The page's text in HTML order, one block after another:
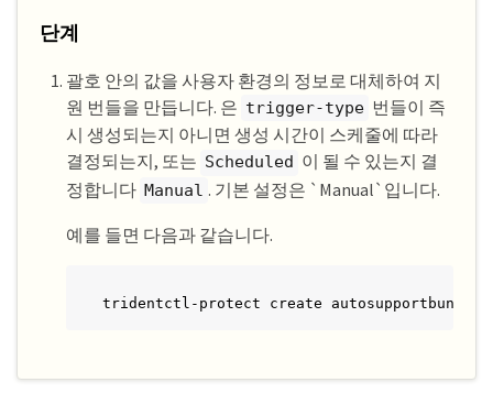
단계
괄호 안의 값을 사용자 환경의 정보로 대체하여 지
원 번들을 만듭니다. 은 trigger-type 번들이 즉
시 생성되는지 아니면 생성 시간이 스케줄에 따라
결정되는지, 또는 Scheduled 이 될 수 있는지 결
정합니다 Manual . 기본 설정은 `Manual`입니다.
예를 들면 다음과 같습니다.
tridentctl-protect create autosupportbundle